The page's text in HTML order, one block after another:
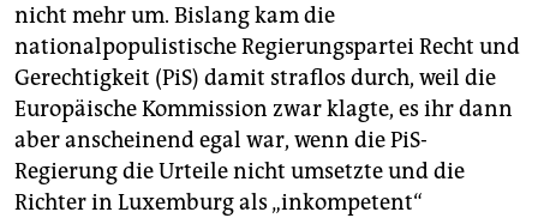
nicht mehr um. Bislang kam die
nationalpopulistische Regierungspartei Recht und
Gerechtigkeit (PiS) damit straflos durch, weil die
Europäische Kommission zwar klagte, es ihr dann
aber anscheinend egal war, wenn die PiS-
Regierung die Urteile nicht umsetzte und die
Richter in Luxemburg als „inkompetent“